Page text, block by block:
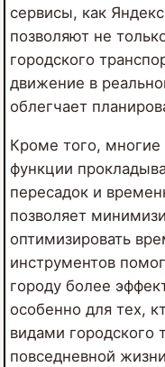
сервисы, как
позволяют не
городского
движение в
облегчает
Кроме того,
функции
пересадок и
позволяет
оптимизировать
инструментов
городу более
особенно для тех,
видами городского
повседневной